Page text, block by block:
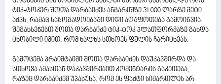
ტიკ-ტოკერ შოთა დარბაიძეს ანგარიშზე 31 000 ლარზე მეტი
აქვს, რამაც საზოგადოებაში დიდი აღშფოთება გამოიწვია.
შეგახსენებთ შოთა დარბაიძე ტიკ-ტოკ პლათფორმაზე გახდა
ცნობილი იმით, რომ ხალხს სთხოვს ფულის ჩარიცხვას.
გამოცემა პრაიმტაიმი შოთა დარბაიძეს დაუკავშირდა და
სთხოვა ამასთან დაკავშირებით კომენტარის გაკეთება,
რაზეც დარბაიძემ უპასუხა, რომ ეს ფაქტი სიმართლეს არ